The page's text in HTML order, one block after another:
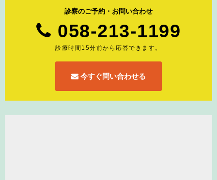
診察のご予約・お問い合わせ
058-213-1199
診療時間15分前から応答できます。
今すぐ問い合わせる